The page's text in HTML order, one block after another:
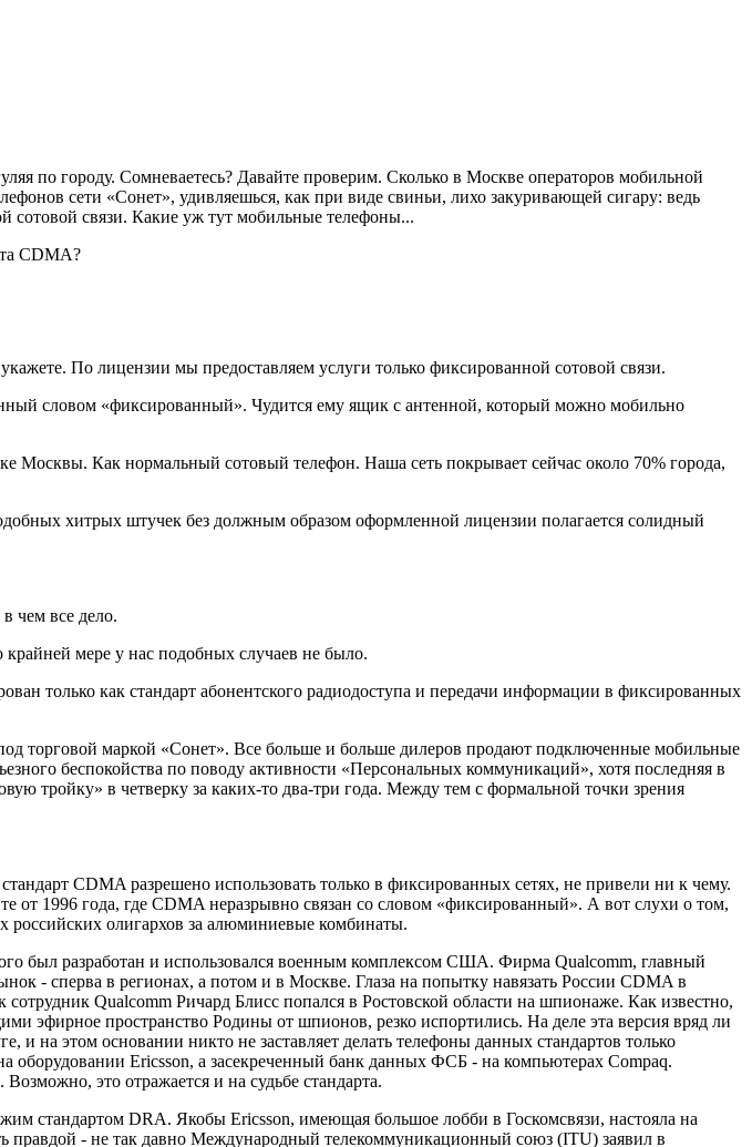
по городу. Сомневаетесь? Давайте проверим. Сколько в Москве операторов мобильной
сети «Сонет», удивляешься, как при виде свиньи, лихо закуривающей сигару: ведь
сотовой связи. Какие уж тут мобильные телефоны...
CDMA?
По лицензии мы предоставляем услуги только фиксированной сотовой связи.
словом «фиксированный». Чудится ему ящик с антенной, который можно мобильно
Москвы. Как нормальный сотовый телефон. Наша сеть покрывает сейчас около 70% города,
хитрых штучек без должным образом оформленной лицензии полагается солидный
чем все дело.
мере у нас подобных случаев не было.
только как стандарт абонентского радиодоступа и передачи информации в фиксированных
торговой маркой «Сонет». Все больше и больше дилеров продают подключенные мобильные
беспокойства по поводу активности «Персональных коммуникаций», хотя последняя в
тройку» в четверку за каких-то два-три года. Между тем с формальной точки зрения
CDMA разрешено использовать только в фиксированных сетях, не привели ни к чему.
от 1996 года, где CDMA неразрывно связан со словом «фиксированный». А вот слухи о том,
российских олигархов за алюминиевые комбинаты.
был разработан и использовался военным комплексом США. Фирма Qualcomm, главный
- сперва в регионах, а потом и в Москве. Глаза на попытку навязать России CDMA в
сотрудник Qualcomm Ричард Блисс попался в Ростовской области на шпионаже. Как известно,
пространство Родины от шпионов, резко испортились. На деле эта версия вряд ли
на этом основании никто не заставляет делать телефоны данных стандартов только
Ericsson, а засекреченный банк данных ФСБ - на компьютерах Compaq.
это отражается и на судьбе стандарта.
стандартом DRA. Якобы Ericsson, имеющая большое лобби в Госкомсвязи, настояла на
правдой - не так давно Международный телекоммуникационный союз (ITU) заявил в